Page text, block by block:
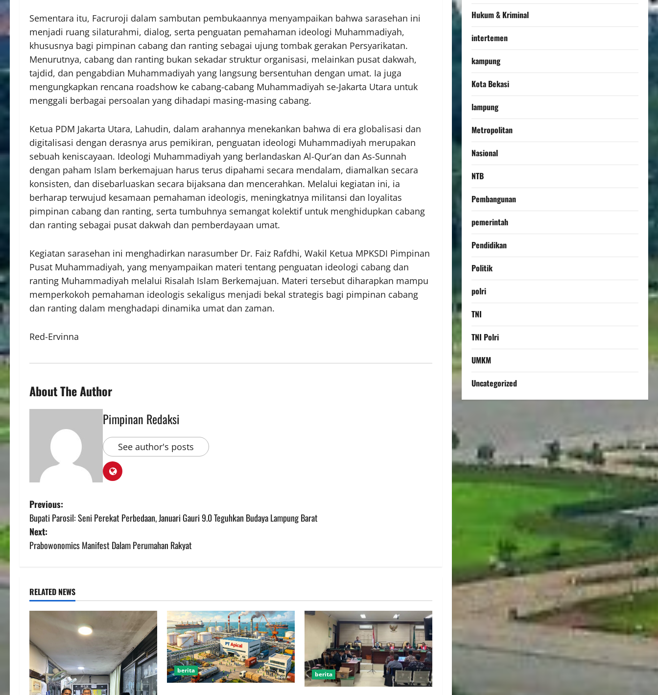
Sementara itu, Facruroji dalam sambutan pembukaannya menyampaikan bahwa sarasehan ini
menjadi ruang silaturahmi, dialog, serta penguatan pemahaman ideologi Muhammadiyah,
khususnya bagi pimpinan cabang dan ranting sebagai ujung tombak gerakan Persyarikatan.
Menurutnya, cabang dan ranting bukan sekadar struktur organisasi, melainkan pusat dakwah,
tajdid, dan pengabdian Muhammadiyah yang langsung bersentuhan dengan umat. Ia juga
mengungkapkan rencana roadshow ke cabang-cabang Muhammadiyah se-Jakarta Utara untuk
menggali berbagai persoalan yang dihadapi masing-masing cabang.
Ketua PDM Jakarta Utara, Lahudin, dalam arahannya menekankan bahwa di era globalisasi dan
digitalisasi dengan derasnya arus pemikiran, penguatan ideologi Muhammadiyah merupakan
sebuah keniscayaan. Ideologi Muhammadiyah yang berlandaskan Al-Qur’an dan As-Sunnah
dengan paham Islam berkemajuan harus terus dipahami secara mendalam, diamalkan secara
konsisten, dan disebarluaskan secara bijaksana dan mencerahkan. Melalui kegiatan ini, ia
berharap terwujud kesamaan pemahaman ideologis, meningkatnya militansi dan loyalitas
pimpinan cabang dan ranting, serta tumbuhnya semangat kolektif untuk menghidupkan cabang
dan ranting sebagai pusat dakwah dan pemberdayaan umat.
Kegiatan sarasehan ini menghadirkan narasumber Dr. Faiz Rafdhi, Wakil Ketua MPKSDI Pimpinan
Pusat Muhammadiyah, yang menyampaikan materi tentang penguatan ideologi cabang dan
ranting Muhammadiyah melalui Risalah Islam Berkemajuan. Materi tersebut diharapkan mampu
memperkokoh pemahaman ideologis sekaligus menjadi bekal strategis bagi pimpinan cabang
dan ranting dalam menghadapi dinamika umat dan zaman.
Red-Ervinna
About The Author
Pimpinan Redaksi
See author's posts
Previous:
Bupati Parosil: Seni Perekat Perbedaan, Januari Gauri 9.0 Teguhkan Budaya Lampung Barat
Next:
Prabowonomics Manifest Dalam Perumahan Rakyat
RELATED NEWS
berita berita
Hukum & Kriminal
intertemen
kampung
Kota Bekasi
lampung
Metropolitan
Nasional
NTB
Pembangunan
pemerintah
Pendidikan
Politik
polri
TNI
TNI Polri
UMKM
Uncategorized